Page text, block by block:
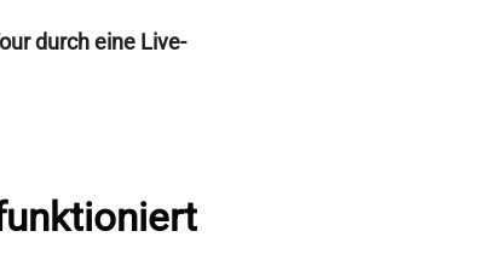
durch eine Live-